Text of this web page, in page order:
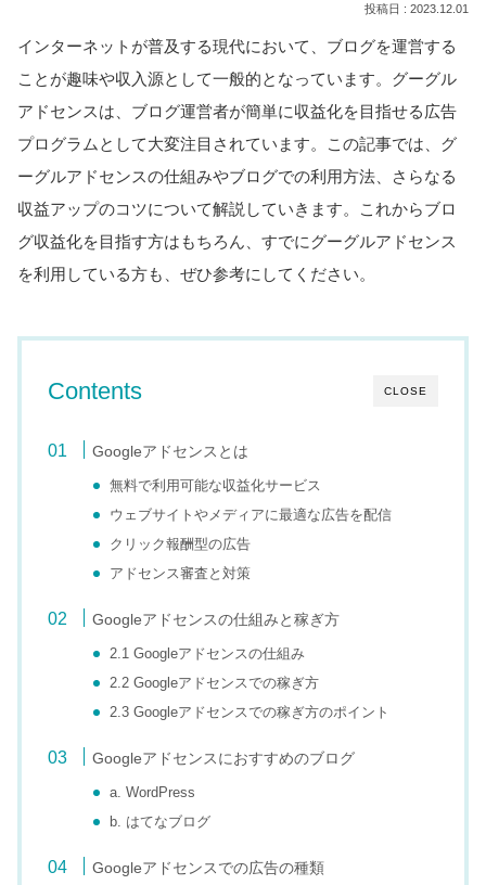
2023.12.01
インターネットが普及する現代において、ブログを運営する
ことが趣味や収入源として一般的となっています。グーグル
アドセンスは、ブログ運営者が簡単に収益化を目指せる広告
プログラムとして大変注目されています。この記事では、グ
ーグルアドセンスの仕組みやブログでの利用方法、さらなる
収益アップのコツについて解説していきます。これからブロ
グ収益化を目指す方はもちろん、すでにグーグルアドセンス
を利用している方も、ぜひ参考にしてください。
CLOSE
Contents
Googleアドセンスとは
無料で利用可能な収益化サービス
ウェブサイトやメディアに最適な広告を配信
クリック報酬型の広告
アドセンス審査と対策
Googleアドセンスの仕組みと稼ぎ方
2.1 Googleアドセンスの仕組み
2.2 Googleアドセンスでの稼ぎ方
2.3 Googleアドセンスでの稼ぎ方のポイント
Googleアドセンスにおすすめのブログ
a. WordPress
b. はてなブログ
Googleアドセンスでの広告の種類